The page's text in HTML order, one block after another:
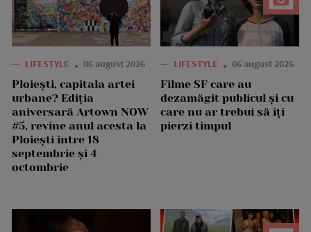
— LIFESTYLE 06 august 2026
Ploiești, capitala artei
urbane? Ediția
aniversară Artown NOW
#5, revine anul acesta la
Ploiești între 18
septembrie și 4
octombrie
— LIFESTYLE 06 august 2026
Filme SF care au
dezamăgit publicul și cu
care nu ar trebui să îți
pierzi timpul